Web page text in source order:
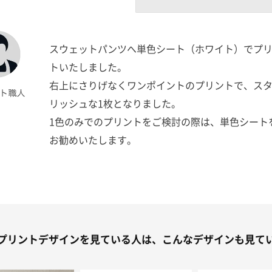
スウェットパンツへ単色シート（ホワイト）でプ
トいたしました。
右上にさりげなくワンポイントのプリントで、ス
リッシュな1枚となりました。
1色のみでのプリントをご検討の際は、単色シート
お勧めいたします。
リントデザインを見ている人は、こんなデザインも見て